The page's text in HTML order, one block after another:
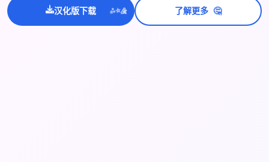
汉化版下载 ✨⭐💫 了解更多 🤔